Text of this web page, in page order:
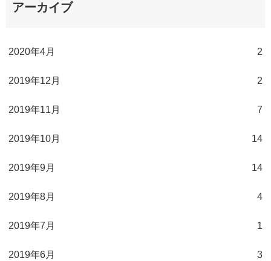
アーカイブ
2020年4月 2
2019年12月 2
2019年11月 7
2019年10月 14
2019年9月 14
2019年8月 4
2019年7月 1
2019年6月 3